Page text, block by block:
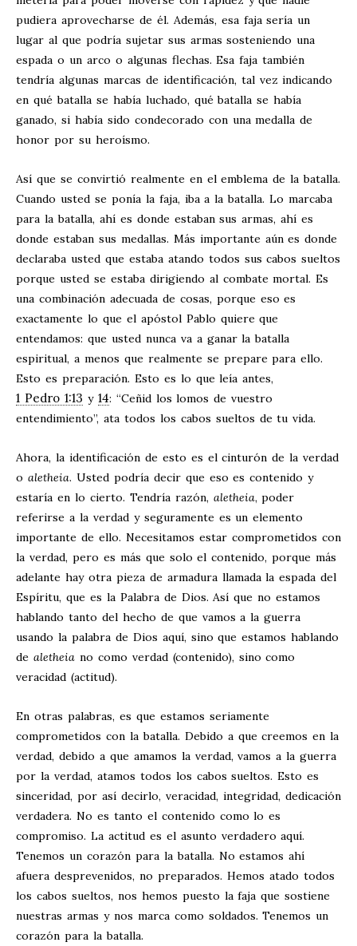
pudiera aprovecharse de él. Además, esa faja sería un
lugar al que podría sujetar sus armas sosteniendo una
espada o un arco o algunas flechas. Esa faja también
tendría algunas marcas de identificación, tal vez indicando
en qué batalla se había luchado, qué batalla se había
ganado, si había sido condecorado con una medalla de
honor por su heroísmo.
Así que se convirtió realmente en el emblema de la batalla.
Cuando usted se ponía la faja, iba a la batalla. Lo marcaba
para la batalla, ahí es donde estaban sus armas, ahí es
donde estaban sus medallas. Más importante aún es donde
declaraba usted que estaba atando todos sus cabos sueltos
porque usted se estaba dirigiendo al combate mortal. Es
una combinación adecuada de cosas, porque eso es
exactamente lo que el apóstol Pablo quiere que
entendamos: que usted nunca va a ganar la batalla
espiritual, a menos que realmente se prepare para ello.
Esto es preparación. Esto es lo que leía antes,
1 Pedro 1:13 y 14: “Ceñid los lomos de vuestro
entendimiento”, ata todos los cabos sueltos de tu vida.
Ahora, la identificación de esto es el cinturón de la verdad
o aletheia. Usted podría decir que eso es contenido y
estaría en lo cierto. Tendría razón, aletheia, poder
referirse a la verdad y seguramente es un elemento
importante de ello. Necesitamos estar comprometidos con
la verdad, pero es más que solo el contenido, porque más
adelante hay otra pieza de armadura llamada la espada del
Espíritu, que es la Palabra de Dios. Así que no estamos
hablando tanto del hecho de que vamos a la guerra
usando la palabra de Dios aquí, sino que estamos hablando
de aletheiano como verdad (contenido), sino como
veracidad (actitud).
En otras palabras, es que estamos seriamente
comprometidos con la batalla. Debido a que creemos en la
verdad, debido a que amamos la verdad, vamos a la guerra
por la verdad, atamos todos los cabos sueltos. Esto es
sinceridad, por así decirlo, veracidad, integridad, dedicación
verdadera. No es tanto el contenido como lo es
compromiso. La actitud es el asunto verdadero aquí.
Tenemos un corazón para la batalla. No estamos ahí
afuera desprevenidos, no preparados. Hemos atado todos
los cabos sueltos, nos hemos puesto la faja que sostiene
nuestras armas y nos marca como soldados. Tenemos un
corazón para la batalla.